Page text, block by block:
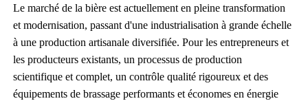
Le marché de la bière est actuellement en pleine transformation
et modernisation, passant d'une industrialisation à grande échelle
à une production artisanale diversifiée. Pour les entrepreneurs et
les producteurs existants, un processus de production
scientifique et complet, un contrôle qualité rigoureux et des
équipements de brassage performants et économes en énergie